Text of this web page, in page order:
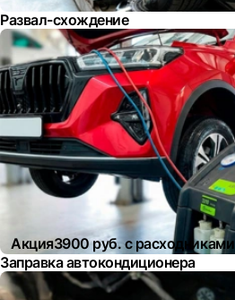
Развал-схождение
Акция3900 руб. с расходниками
Заправка автокондиционера